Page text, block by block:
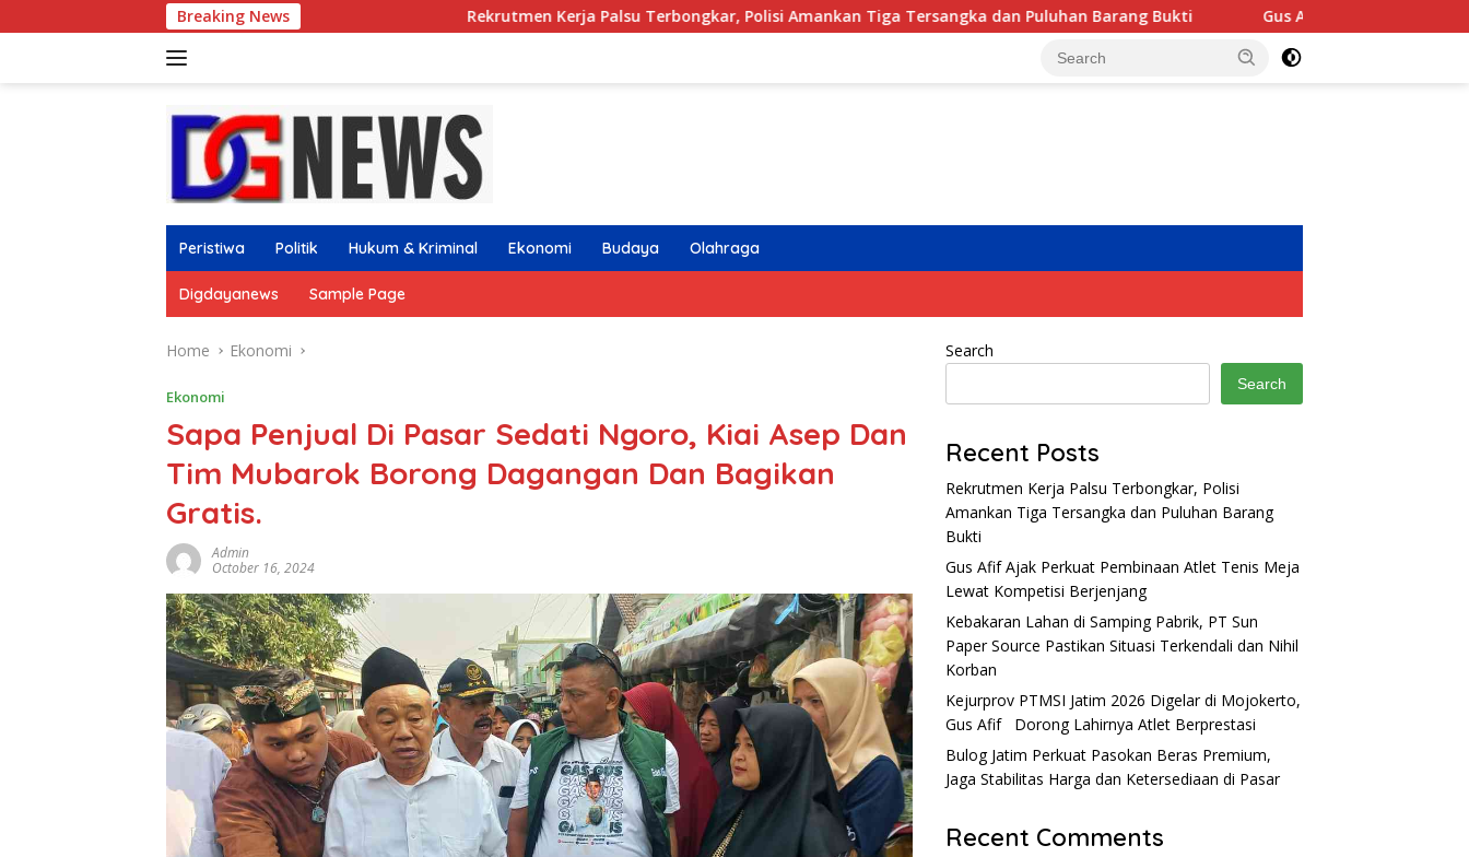
to
Breaking News Rekrutmen Kerja Palsu Terbongkar, Polisi Amankan Tiga Tersangka dan Puluhan Barang Bukti Gus Afif Ajak Perkuat Pembinaan Atlet
Peristiwa Politik Hukum & Kriminal Ekonomi Budaya Olahraga
Digdayanews Sample Page
Home Ekonomi
Ekonomi
Sapa Penjual Di Pasar Sedati Ngoro, Kiai Asep Dan
Tim Mubarok Borong Dagangan Dan Bagikan
Gratis.
Admin
October 16, 2024
Search
Search
Recent Posts
Rekrutmen Kerja Palsu Terbongkar, Polisi
Amankan Tiga Tersangka dan Puluhan Barang
Bukti
Gus Afif Ajak Perkuat Pembinaan Atlet Tenis Meja
Lewat Kompetisi Berjenjang
Kebakaran Lahan di Samping Pabrik, PT Sun
Paper Source Pastikan Situasi Terkendali dan Nihil
Korban
Kejurprov PTMSI Jatim 2026 Digelar di Mojokerto,
Gus Afif Dorong Lahirnya Atlet Berprestasi
Bulog Jatim Perkuat Pasokan Beras Premium,
Jaga Stabilitas Harga dan Ketersediaan di Pasar
Recent Comments